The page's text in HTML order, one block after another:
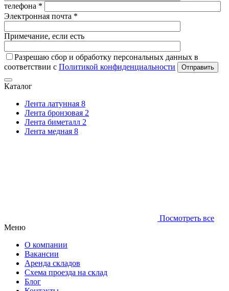
телефона *
Электронная почта *
Примечание, если есть
Разрешаю сбор и обработку персональных данных в
соответствии с Политикой конфиденциальности Отправить
Каталог
Лента латунная 8
Лента бронзовая 2
Лента биметалл 2
Лента медная 8
Посмотреть все
Меню
О компании
Вакансии
Аренда складов
Схема проезда на склад
Блог